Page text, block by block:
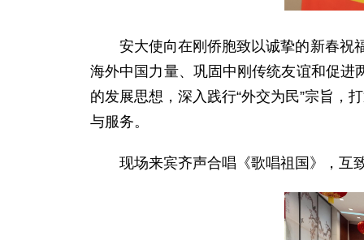
安大使向在刚侨胞致以诚挚的新春祝
海外中国力量、巩固中刚传统友谊和促
的发展思想，深入践行“外交为民”宗旨，
与服务。
现场来宾齐声合唱《歌唱祖国》，互